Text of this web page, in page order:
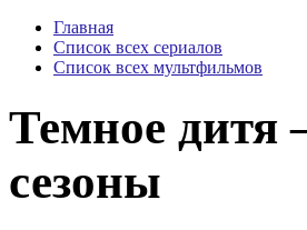
Главная
Список всех сериалов
Список всех мультфильмов
Темное дитя
сезоны